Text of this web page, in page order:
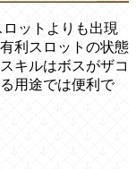
ットよりも出現
利スロットの状態
キルはボスがザコ
用途では便利で